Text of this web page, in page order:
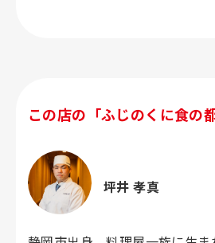
この店の「ふじのくに食の
坪井 孝真